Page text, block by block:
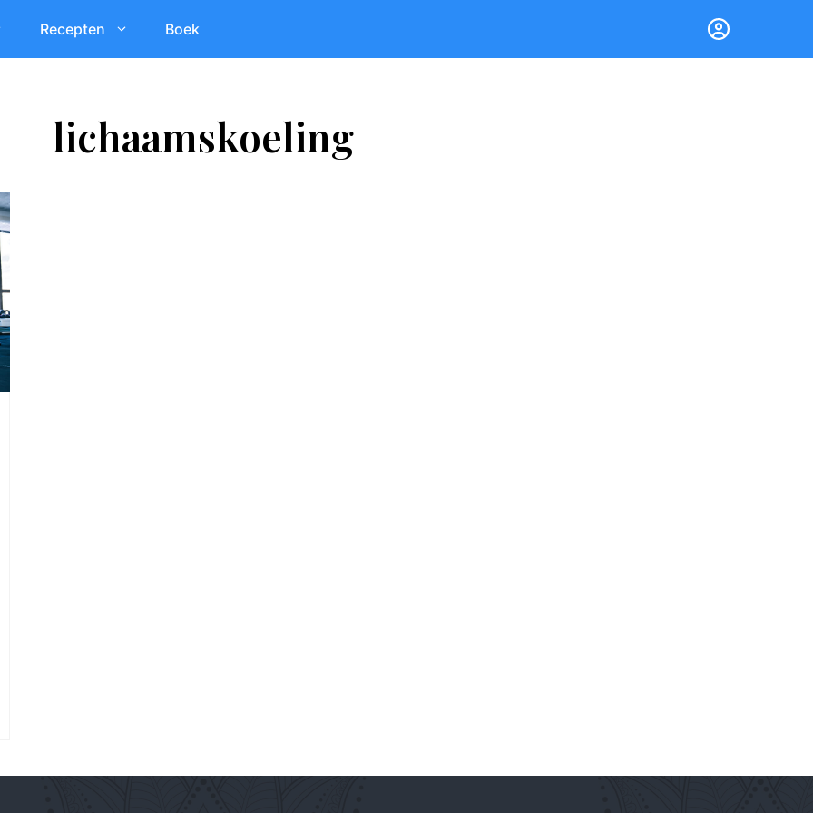
Recepten Boek
lichaamskoeling